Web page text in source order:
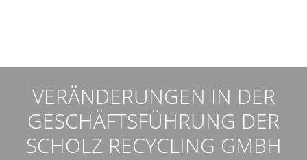
VERÄNDERUNGEN IN DER
GESCHÄFTSFÜHRUNG DER
SCHOLZ RECYCLING GMBH